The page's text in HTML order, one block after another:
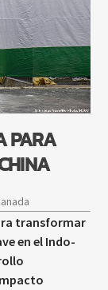
PARA
transformar
en el Indo-